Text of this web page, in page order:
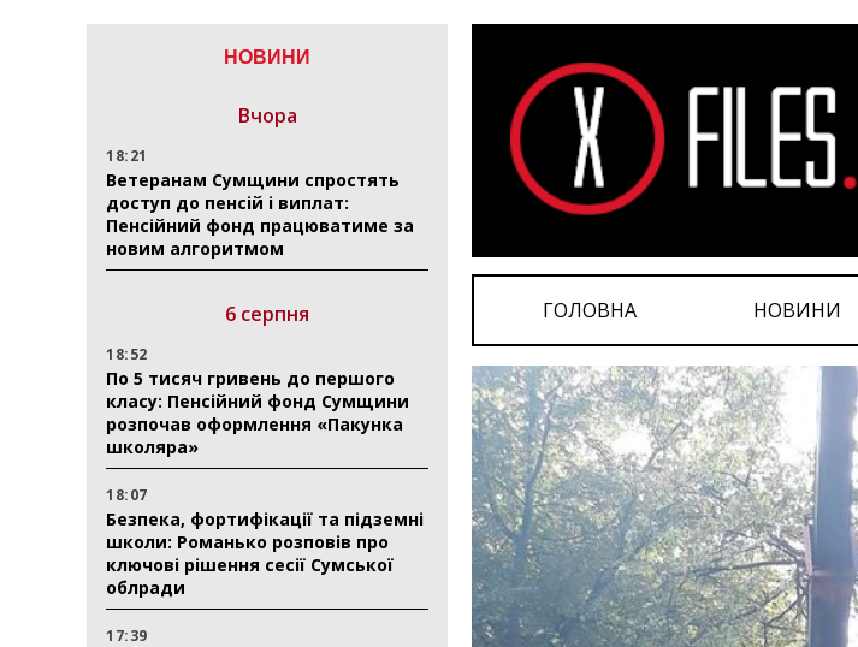
ГОЛОВНА НОВИНИ
НОВИНИ
Вчора
18:21
Ветеранам Сумщини спростять
доступ до пенсій і виплат:
Пенсійний фонд працюватиме за
новим алгоритмом
6 серпня
18:52
По 5 тисяч гривень до першого
класу: Пенсійний фонд Сумщини
розпочав оформлення «Пакунка
школяра»
18:07
Безпека, фортифікації та підземні
школи: Романько розповів про
ключові рішення сесії Сумської
облради
17:39